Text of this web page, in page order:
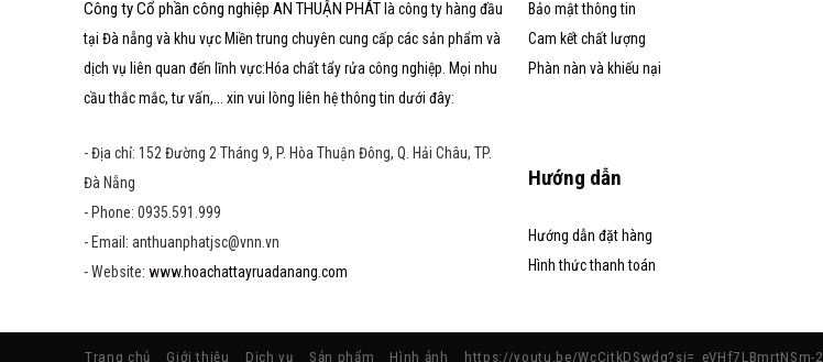
Công ty Cổ phần công nghiệp AN THUẬN PHÁTlà công ty hàng đầu
tại Đà nẵng và khu vực Miền trung chuyên cung cấp các sản phẩm và
dịch vụ liên quan đến lĩnh vực:Hóa chất tẩy rửa công nghiệp. Mọi nhu
cầu thắc mắc, tư vấn,... xin vui lòng liên hệ thông tin dưới đây:
- Địa chỉ: 152 Đường 2 Tháng 9, P. Hòa Thuận Đông, Q. Hải Châu, TP.
Đà Nẵng
- Phone: 0935.591.999
- Email: anthuanphatjsc@vnn.vn
- Website: www.hoachattayruadanang.com
Bảo mật thông tin
Cam kết chất lượng
Phàn nàn và khiếu nại
Hướng dẫn
Hướng dẫn đặt hàng
Hình thức thanh toán
Trang chủ Giới thiệu Dịch vụ Sản phẩm Hình ảnh https://youtu.be/WcCjtkDSwdg?si=_eVHf7LBmrtNSm-2